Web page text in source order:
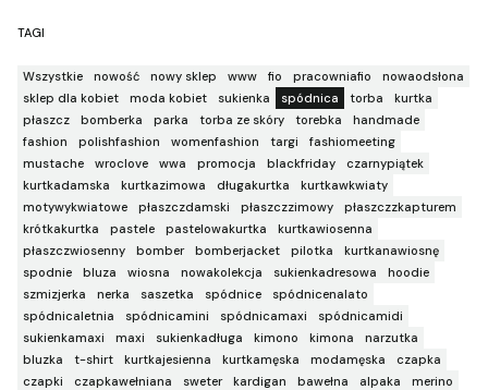
TAGI
Wszystkie nowość nowy sklep www fio pracowniafio
nowaodsłona
sklep dla kobiet
moda kobiet sukienka spódnica torba
kurtka
płaszcz
bomberka parka torba ze skóry torebka
handmade
fashion
polishfashion womenfashion targi
fashiomeeting
mustache
wroclove wwa promocja blackfriday
czarnypiątek
kurtkadamska
kurtkazimowa długakurtka
kurtkawkwiaty
motywykwiatowe
płaszczdamski płaszczzimowy
płaszczzkapturem
krótkakurtka
pastele pastelowakurtka
kurtkawiosenna
płaszczwiosenny
bomber bomberjacket pilotka
kurtkanawiosnę
spodnie
bluza wiosna nowakolekcja sukienkadresowa
hoodie
szmizjerka
nerka saszetka spódnice
spódnicenalato
spódnicaletnia
spódnicamini spódnicamaxi
spódnicamidi
sukienkamaxi
maxi sukienkadługa kimono kimona
narzutka
bluzka
t-shirt kurtkajesienna kurtkamęska modamęska
czapka
czapki
czapkawełniana sweter kardigan bawełna alpaka
merino